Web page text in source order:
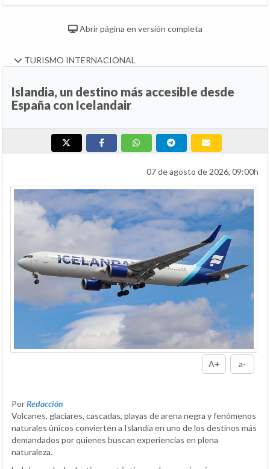
Abrir página en versión completa
TURISMO INTERNACIONAL
Islandia, un destino más accesible desde
España con Icelandair
07 de agosto de 2026, 09:00h
A+ a-
PorRedacción
Volcanes, glaciares, cascadas, playas de arena negra y fenómenos
naturales únicos convierten a Islandia en uno de los destinos más
demandados por quienes buscan experiencias en plena
naturaleza.